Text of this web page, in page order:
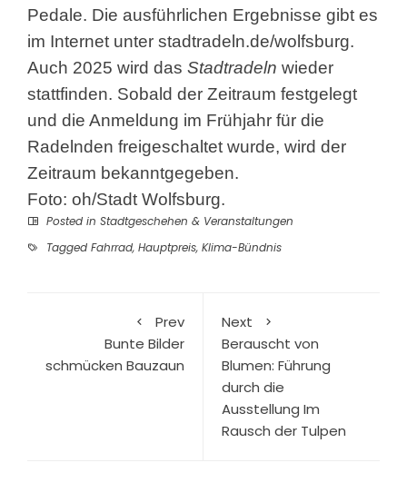
Pedale. Die ausführlichen Ergebnisse gibt es
im Internet unter stadtradeln.de/wolfsburg.
Auch 2025 wird das Stadtradeln wieder
stattfinden. Sobald der Zeitraum festgelegt
und die Anmeldung im Frühjahr für die
Radelnden freigeschaltet wurde, wird der
Zeitraum bekanntgegeben.
Foto: oh/Stadt Wolfsburg.
Posted in Stadtgeschehen & Veranstaltungen
Tagged Fahrrad, Hauptpreis, Klima-Bündnis
Prev
Bunte Bilder
schmücken Bauzaun
Next
Berauscht von
Blumen: Führung
durch die
Ausstellung Im
Rausch der Tulpen